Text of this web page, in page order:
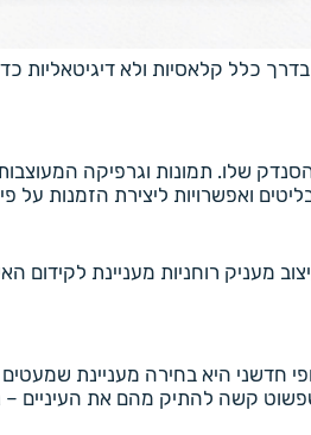
בדרך כלל קלאסיות ולא דיגיטאליות
שלו. תמונות וגרפיקה
ואפשרויות ליצירת הזמנות
מעניק רוחניות מעניינת לקידום
חדשני היא בחירה מעניינת שמעטים
קשה להתיק מהם את העיניים